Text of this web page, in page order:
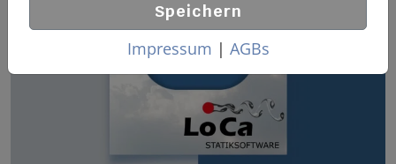
Speichern
Impressum | AGBs